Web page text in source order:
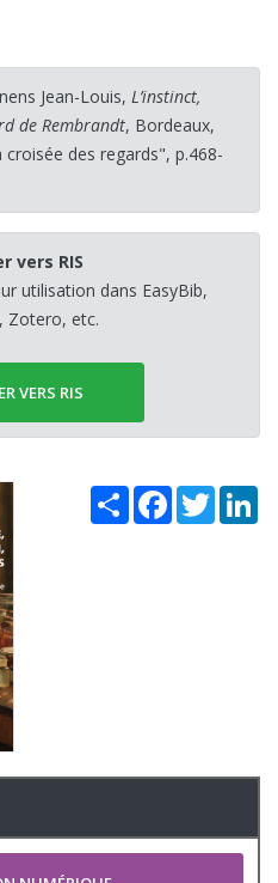
Jean-Louis, L’instinct,
de Rembrandt, Bordeaux,
croisée des regards", p.468-
vers RIS
utilisation dans EasyBib,
Zotero, etc.
VERS RIS
Share Facebook
Twitter